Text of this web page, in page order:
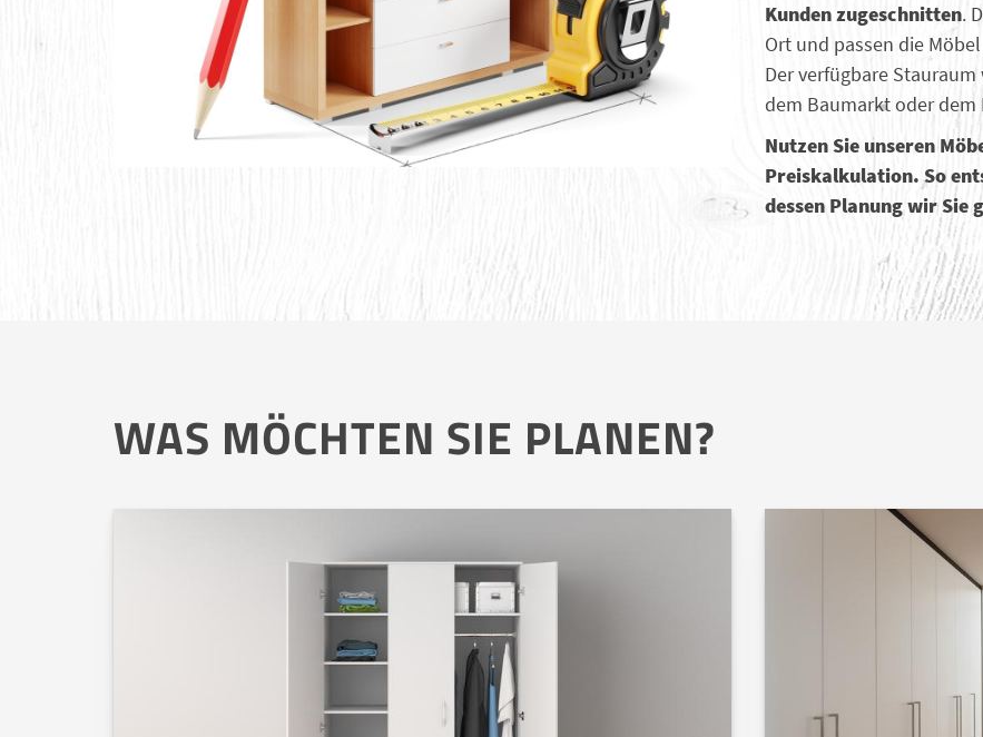
Kunden zugeschnitten.
Ort und passen die
Der verfügbare
dem Baumarkt oder
Nutzen Sie unseren
Preiskalkulation. So
dessen Planung wir Sie
WAS MÖCHTEN SIE PLANEN?